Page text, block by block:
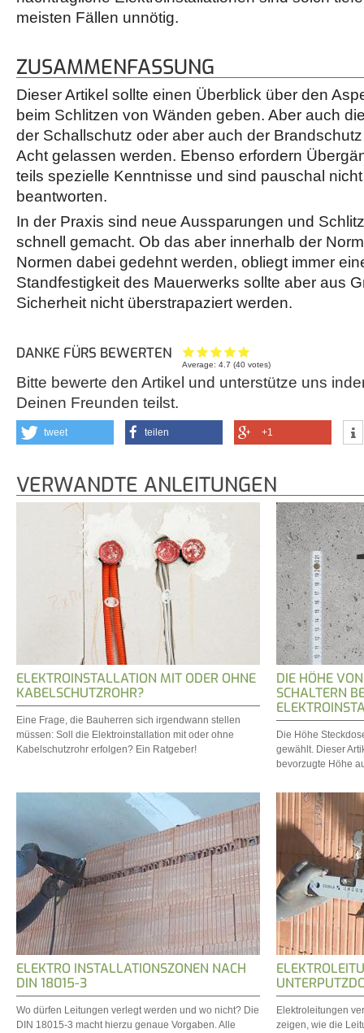
meisten Fällen unnötig.
ZUSAMMENFASSUNG
Dieser Artikel sollte einen Überblick über den
beim Schlitzen von Wänden geben. Aber auch
der Schallschutz oder aber auch der
Acht gelassen werden. Ebenso erfordern
teils spezielle Kenntnisse und sind pauschal
beantworten.
In der Praxis sind neue Aussparungen und
schnell gemacht. Ob das aber innerhalb der
Normen dabei gedehnt werden, obliegt immer
Standfestigkeit des Mauerwerks sollte aber aus
Sicherheit nicht überstrapaziert werden.
DANKE FÜRS BEWERTEN
Average:4.7 (40 votes)
Bitte bewerte den Artikel und unterstütze uns
Deinen Freunden teilst.
tweet teilen +1
VERWANDTE ANLEITUNGEN
ELEKTROINSTALLATION MIT ODER OHNE
KABELSCHUTZROHR?
Eine Frage, die Bauherren sich irgendwann stellen
müssen: Soll die Elektroinstallation mit oder ohne
Kabelschutzrohr erfolgen? Ein Ratgeber!
DIE HÖHE
SCHALTERN
Die Höhe
gewählt. Dieser
bevorzugte Höhe
ELEKTRO INSTALLATIONSZONEN NACH
DIN 18015-3
Wo dürfen Leitungen verlegt werden und wo nicht? Die
DIN 18015-3 macht hierzu genaue Vorgaben. Alle
Elektroleitungen
zeigen, wie die